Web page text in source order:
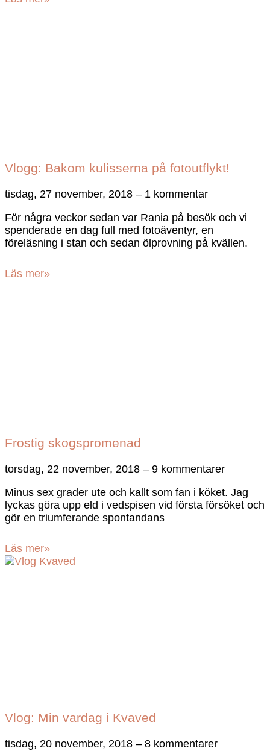
Vlogg: Bakom kulisserna på fotoutflykt!
tisdag, 27 november, 2018
1 kommentar
För några veckor sedan var Rania på besök och vi
spenderade en dag full med fotoäventyr, en
föreläsning i stan och sedan ölprovning på kvällen.
Läs mer»
Frostig skogspromenad
torsdag, 22 november, 2018
9 kommentarer
Minus sex grader ute och kallt som fan i köket. Jag
lyckas göra upp eld i vedspisen vid första försöket och
gör en triumferande spontandans
Läs mer»
Vlog: Min vardag i Kvaved
tisdag, 20 november, 2018
8 kommentarer